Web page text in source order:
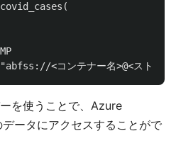
covid_cases (
"abfss://<コンテナー名>@<スト
を使うことで、Azure
ータにアクセスすることがで